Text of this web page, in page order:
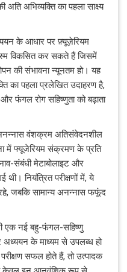
अभिव्यक्ति का पहला साक्ष्‍य
के आधार पर फ़्यूज़ेरियम
विकसित कर सकते हैं जिसमें
की संभावना न्यूनतम हो। यह
का पहला प्रलेखित उदाहरण है,
फंगल रोग सहिष्णुता को बढ़ाता
वंशक्रम अतिसंवेदनशील
में फ्यूजेरियम संक्रमण के प्रति
संबंधी मेटाबोलाइट और
थी। नियंत्रित परीक्षणों में, ये
जबकि सामान्य अनन्नास फफूंद
एक नई बहु-फंगल-सहिष्णु
अध्ययन के माध्यम से उपलब्ध हो
सफल होते हैं, तो उत्पादक